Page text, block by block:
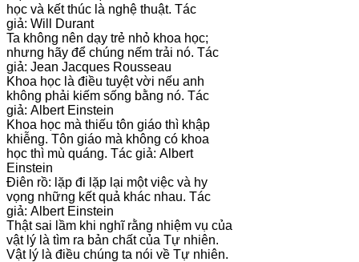
học và kết thúc là nghệ thuật. Tác
giả: Will Durant
Ta không nên dạy trẻ nhỏ khoa học;
nhưng hãy để chúng nếm trải nó. Tác
giả: Jean Jacques Rousseau
Khoa học là điều tuyệt vời nếu anh
không phải kiếm sống bằng nó. Tác
giả: Albert Einstein
Khoa học mà thiếu tôn giáo thì khập
khiễng. Tôn giáo mà không có khoa
học thì mù quáng. Tác giả: Albert
Einstein
Điên rồ: lặp đi lặp lại một việc và hy
vọng những kết quả khác nhau. Tác
giả: Albert Einstein
Thật sai lầm khi nghĩ rằng nhiệm vụ của
vật lý là tìm ra bản chất của Tự nhiên.
Vật lý là điều chúng ta nói về Tự nhiên.